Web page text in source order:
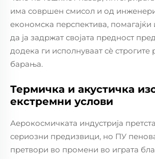
има совршен смисол и од
економска перспектива,
да ја задржат својата предност
додека ги исполнуваат сè строгите
барања.
Термичка и акустичка
екстремни услови
Аерокосмичката индустрија
сериозни предизвици, но ПУ
претвори во промени во играта